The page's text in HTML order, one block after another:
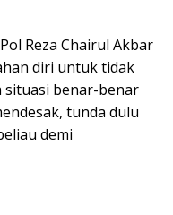
Reza Chairul Akbar
diri untuk tidak
situasi benar-benar
tunda dulu
demi